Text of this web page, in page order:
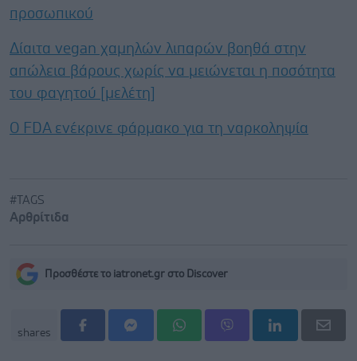
προσωπικού
Δίαιτα vegan χαμηλών λιπαρών βοηθά στην
απώλεια βάρους χωρίς να μειώνεται η ποσότητα
του φαγητού [μελέτη]
Ο FDA ενέκρινε φάρμακο για τη ναρκοληψία
#TAGS
Αρθρίτιδα
Προσθέστε το iatronet.gr στο Discover
shares